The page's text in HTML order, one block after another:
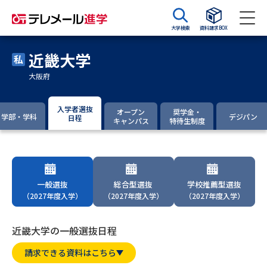
大学検索 資料請求BOX
資料請求
大学・短大の資料種類から請求
総合型選抜・学校推薦型選抜 募
集要項＆願書
大学入学共通テスト利用選抜の
募集要項＆願書
過去問題集
大学・短大以外の資料から請求
近畿大学
大阪府
学部・学科
入学者選抜
日程
オープン
キャンパス
奨学金・
特待生制度
デジパン
一般選抜
（2027年度入学）
総合型選抜
（2027年度入学）
学校推薦型選抜
（2027年度入学）
近畿大学の一般選抜日程
請求できる資料はこちら